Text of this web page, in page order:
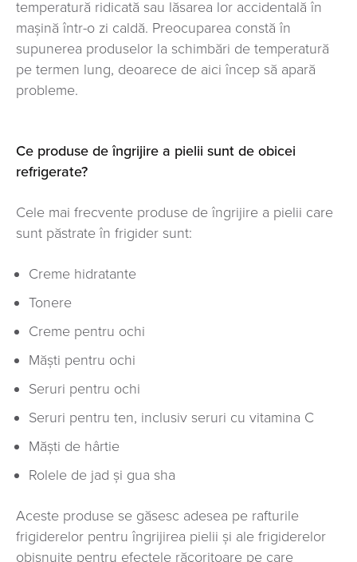
temperatură ridicată sau lăsarea lor accidentală în
mașină într-o zi caldă. Preocuparea constă în
supunerea produselor la schimbări de temperatură
pe termen lung, deoarece de aici încep să apară
probleme.
Ce produse de îngrijire a pielii sunt de obicei
refrigerate?
Cele mai frecvente produse de îngrijire a pielii care
sunt păstrate în frigider sunt:
Creme hidratante
Tonere
Creme pentru ochi
Măști pentru ochi
Seruri pentru ochi
Seruri pentru ten, inclusiv seruri cu vitamina C
Măști de hârtie
Rolele de jad și gua sha
Aceste produse se găsesc adesea pe rafturile
frigiderelor pentru îngrijirea pielii și ale frigiderelor
obișnuite pentru efectele răcoritoare pe care